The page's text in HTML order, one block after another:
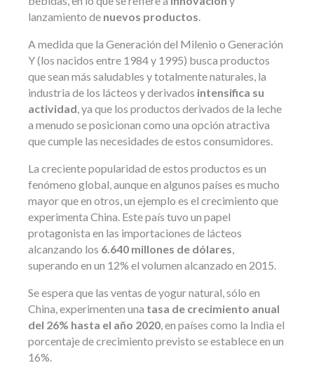
lanzamiento de nuevos productos.
A medida que la Generación del Milenio o Generación
Y (los nacidos entre 1984 y 1995) busca productos
que sean más saludables y totalmente naturales, la
industria de los lácteos y derivados intensifica su
actividad, ya que los productos derivados de la leche
a menudo se posicionan como una opción atractiva
que cumple las necesidades de estos consumidores.
La creciente popularidad de estos productos es un
fenómeno global, aunque en algunos países es mucho
mayor que en otros, un ejemplo es el crecimiento que
experimenta China. Este país tuvo un papel
protagonista en las importaciones de lácteos
alcanzando los 6.640 millones de dólares,
superando en un 12% el volumen alcanzado en 2015.
Se espera que las ventas de yogur natural, sólo en
China, experimenten una tasa de crecimiento anual
del 26% hasta el año 2020, en países como la India el
porcentaje de crecimiento previsto se establece en un
16%.